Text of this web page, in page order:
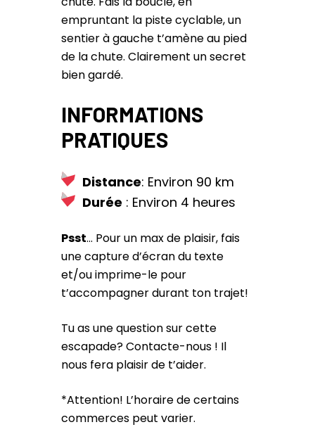
empruntant la piste cyclable, un
sentier à gauche t’amène au pied
de la chute. Clairement un secret
bien gardé.
INFORMATIONS
PRATIQUES
Distance: Environ 90 km
Durée : Environ 4 heures
Psst… Pour un max de plaisir, fais
une capture d’écran du texte
et/ou imprime-le pour
t’accompagner durant ton trajet!
Tu as une question sur cette
escapade? Contacte-nous ! Il
nous fera plaisir de t’aider.
*Attention! L’horaire de certains
commerces peut varier.